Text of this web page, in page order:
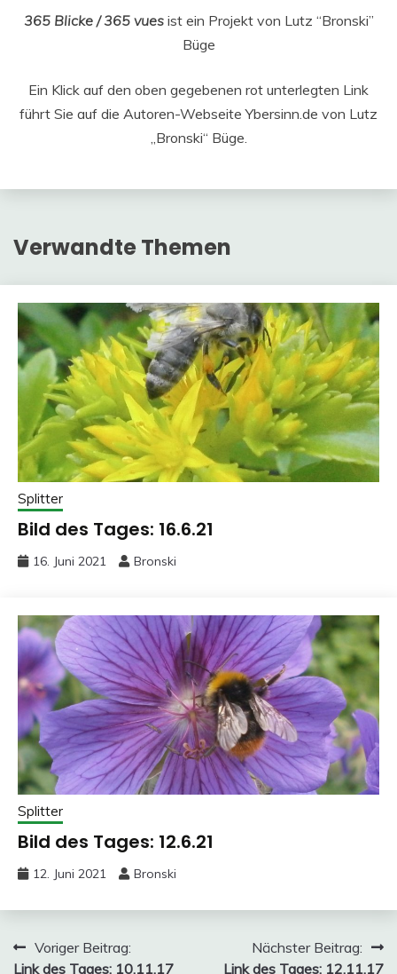
365 Blicke / 365 vuesist ein Projekt von Lutz “Bronski”
Büge
Ein Klick auf den oben gegebenen rot unterlegten Link
führt Sie auf die Autoren-Webseite Ybersinn.de von Lutz
„Bronski“ Büge.
Verwandte Themen
Splitter
Bild des Tages: 16.6.21
16. Juni 2021 Bronski
Splitter
Bild des Tages: 12.6.21
12. Juni 2021 Bronski
Beitragsnavigation
Voriger Beitrag:
Link des Tages: 10.11.17
Nächster Beitrag:
Link des Tages: 12.11.17